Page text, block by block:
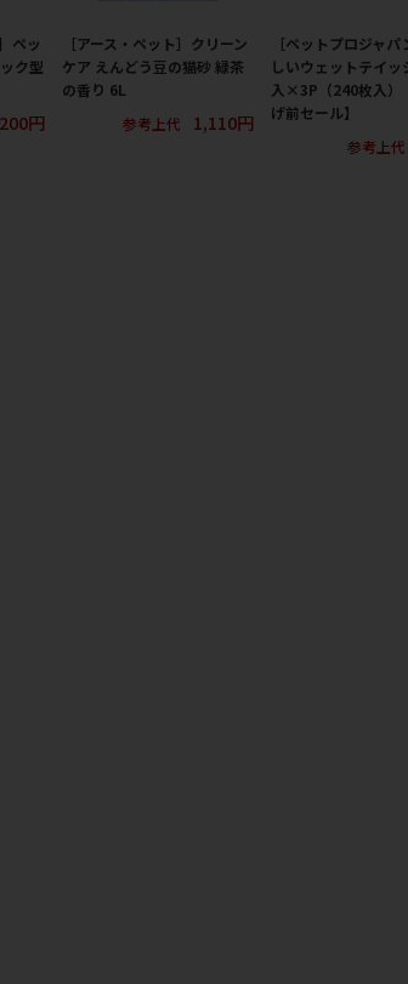
ペッ
ク型
円
［アース・ペット］クリーン
ケア えんどう豆の猫砂 緑茶
の香り 6L
参考上代
1,110円
［ペットプロジャパ
しいウェットテイッ
入×3P（240枚入）
げ前セール】
参考上代